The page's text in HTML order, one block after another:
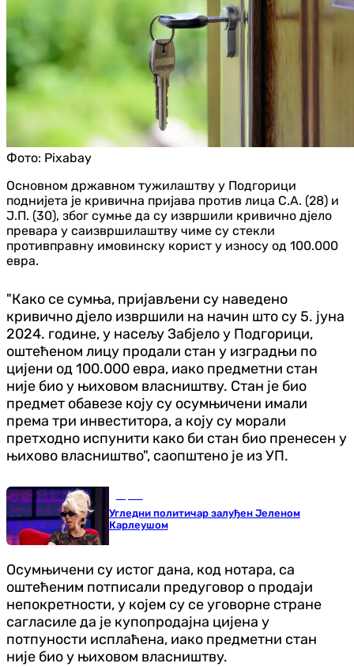
Фото: Pixabay
Основном државном тужилаштву у Подгорици
поднијета је кривична пријава против лица С.А. (28) и
Ј.П. (30), због сумње да су извршили кривично дјело
превара у саизвршилаштву чиме су стекли
противправну имовинску корист у износу од 100.000
евра.
"Како се сумња, пријављени су наведено
кривично дјело извршили на начин што су 5. јуна
2024. године, у насељу Забјело у Подгорици,
оштећеном лицу продали стан у изградњи по
цијени од 100.000 евра, иако предметни стан
није био у њиховом власништву. Стан је био
предмет обавезе коју су осумњичени имали
према три инвеститора, а коју су морали
претходно испунити како би стан био пренесен у
њихово власништво", саопштено је из УП.
Угледни политичар залуђен Јеленом
Карлеушом
Осумњичени су истог дана, код нотара, са
оштећеним потписали предуговор о продаји
непокретности, у којем су се уговорне стране
сагласиле да је купопродајна цијена у
потпуности исплаћена, иако предметни стан
није био у њиховом власништву.